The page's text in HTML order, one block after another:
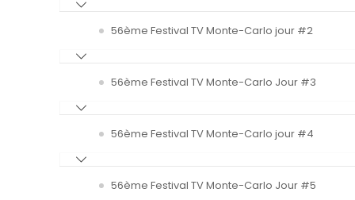
56ème Festival TV Monte-Carlo jour #2
56ème Festival TV Monte-Carlo Jour #3
56ème Festival TV Monte-Carlo jour #4
56ème Festival TV Monte-Carlo Jour #5